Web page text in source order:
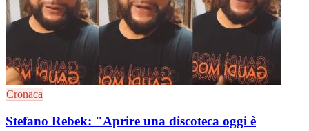
Cronaca
Stefano Rebek: "Aprire una discoteca oggi è